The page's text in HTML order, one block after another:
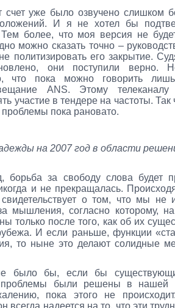
счет уже было озвучено слишком
И я не хотел бы
Тем более, что моя версия не
можно сказать точно –
политизировать его закрытие.
они поступили верно.
что пока можно говорить
ANS. Этому телеканалу
участие в тендере на частоты. Так
пока рановато.
на 2007 год в области
борьба за свободу слова будет
и не прекращалась.
о том, что мы не
мышления, согласно которому,
только после того, как об их
И если раньше, функции
то ныне это делают солидные
было бы, если бы
проблемы были решены в нашей
пока этого не
всегда надеется на то, что эти